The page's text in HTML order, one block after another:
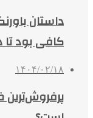
داستان
کافی بود تا
۱۴۰۴/۰۲/۱۸